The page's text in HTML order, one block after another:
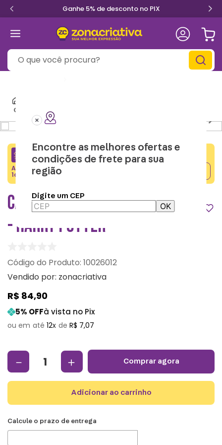
Ganhe 5% de desconto no PIX
O que você procura?
Encontre as melhores ofertas e
condições de frete para sua
região
Digite um CEP
OK
Caneca Mosquetão Hogwarts - Harry Potter
CRIATIVA5
Adicione o cupom no carrinho e ganhe desconto na
1a compra.
CANECA MOSQUETÃO HOGWARTS
- HARRY POTTER
: 10026012
Vendido por: zonacriativa
R$ 84,90
5% OFFà vista no Pix
12 R$ 7,07
＋
－ comprar agora
adicionar ao carrinho